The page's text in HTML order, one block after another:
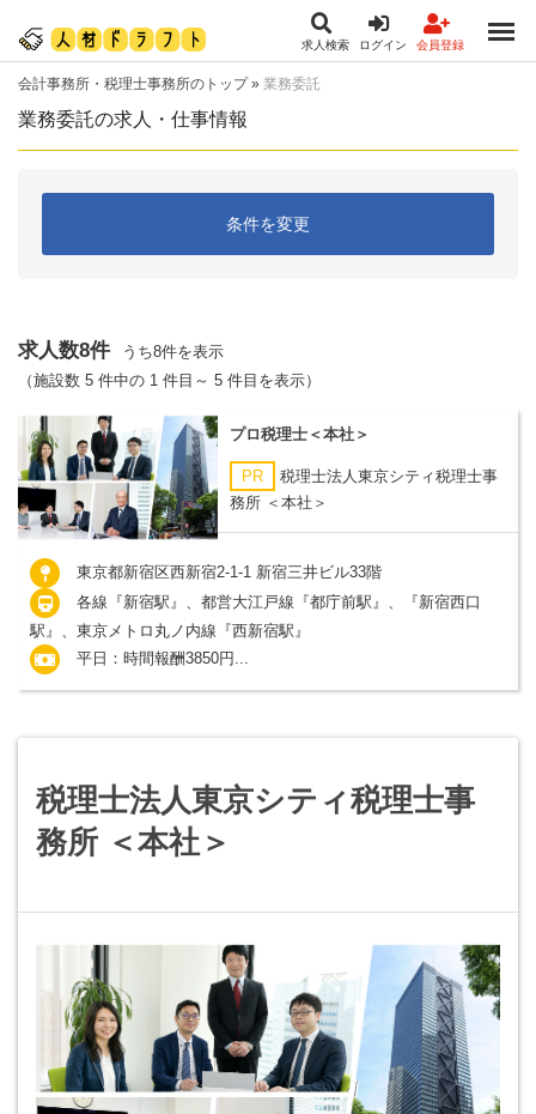
求人検索 ログイン 会員登録
会計事務所・税理士事務所のトップ» 業務委託
業務委託の求人・仕事情報
条件を変更
求人数8件
うち8件を表示
（施設数 5 件中の 1 件目～ 5 件目を表示）
プロ税理士＜本社＞
PR
税理士法人東京シティ税理士事
務所 ＜本社＞
東京都新宿区西新宿2-1-1 新宿三井ビル33階
各線『新宿駅』、都営大江戸線『都庁前駅』、『新宿西口
駅』、東京メトロ丸ノ内線『西新宿駅』
平日：時間報酬3850円...
税理士法人東京シティ税理士事
務所 ＜本社＞